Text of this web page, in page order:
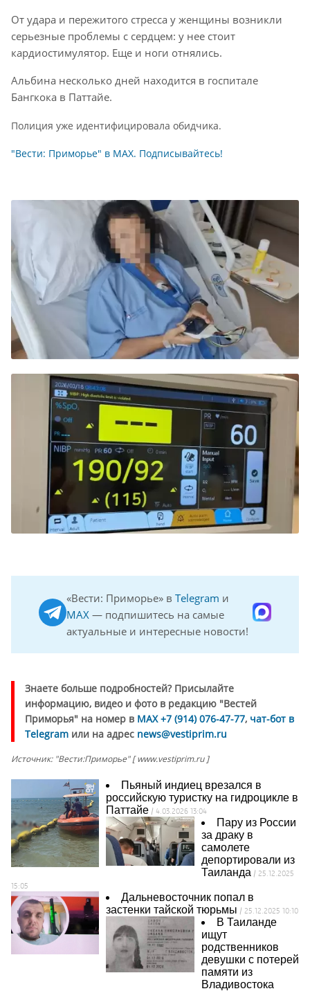
От удара и пережитого стресса у женщины возникли
серьезные проблемы с сердцем: у нее стоит
кардиостимулятор. Еще и ноги отнялись.
Альбина несколько дней находится в госпитале
Бангкока в Паттайе.
Полиция уже идентифицировала обидчика.
"Вести: Приморье" в МАХ. Подписывайтесь!
«Вести: Приморье» в Telegram и
MAX — подпишитесь на самые
актуальные и интересные новости!
Знаете больше подробностей? Присылайте
информацию, видео и фото в редакцию "Вестей
Приморья" на номер в MAX +7 (914) 076-47-77, чат-бот в
Telegram или на адрес news@vestiprim.ru
Источник: "Вести:Приморье" [ www.vestiprim.ru ]
Пьяный индиец врезался в
российскую туристку на гидроцикле в
Паттайе / 4.03.2026 13:04
Пару из России
за драку в
самолете
депортировали из
Таиланда/ 25.12.2025
15:05
Дальневосточник попал в
застенки тайской тюрьмы / 25.12.2025 10:10
В Таиланде
ищут
родственников
девушки с потерей
памяти из
Владивостока